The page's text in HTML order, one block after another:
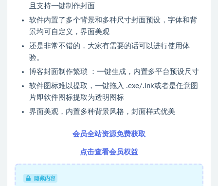
且支持一键制作封面
软件内置了多个背景和多种尺寸封面预设，字体和背
景均可自定义，界面美观
还是非常不错的，大家有需要的话可以进行使用体
验。
博客封面制作繁琐 ：一键生成，内置多平台预设尺寸
软件图标难以提取，一键拖入 .exe/.lnk或者是任意图
片即软件图标提取为透明图标
界面美观，内置多种背景风格，封面样式优美
会员全站资源免费获取
点击查看会员权益
隐藏内容